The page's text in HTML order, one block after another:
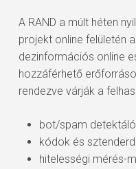
A RAND a múlt héten
projekt online felületén
dezinformációs online
hozzáférhető
rendezve várják a
bot/spam
kódok és
hitelességi mérés-